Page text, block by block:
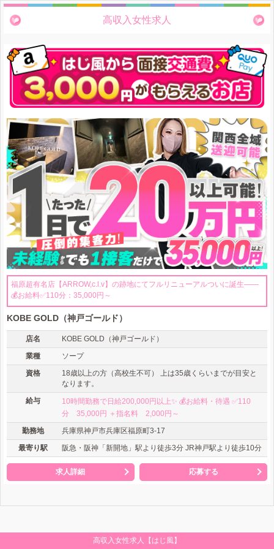
高収入女性求人
福原超有名店【ARROW,c.l.v】の跡地にてフルリニューアルついに誕生――
💰お給料✅110分：35,000円～
KOBE GOLD（神戸ゴールド）
店名
KOBE GOLD（神戸ゴールド）
業種
ソープ
資格
18歳以上の方（高校生不可） 上は35歳くらいまでが目安と
なります。
給与
10時間勤務で日給200,000円以上✨ 💰お給料・待遇 ✅110
分 35,000円 ＋指名料 2,000円～
勤務地
兵庫県神戸市兵庫区福原町3-17
最寄り駅
阪急・阪神「新開地」駅より徒歩3分 JR神戸駅より徒歩10分
求人詳細 応募する
高収入女性求人【はじ風】